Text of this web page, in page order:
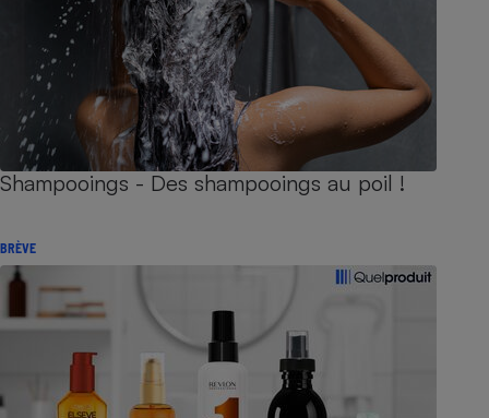
Shampooings - Des shampooings au poil !
BRÈVE